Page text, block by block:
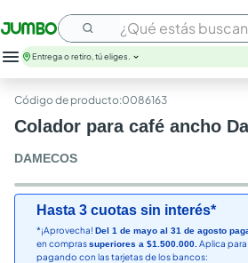
¿Qué estás buscando?
huevos
arroz
papel higienico
galletas
aceite
queso
pollo
Entrega o retiro, tú eliges.
:0086163
Colador para café ancho
DAMECOS
Hasta 3 cuotas sin interés*
*¡Aprovecha! Del 1 de mayo al 31 de agosto
en comprassuperiores a $1.500.000. Aplica
pagando con las tarjetas de los bancos: